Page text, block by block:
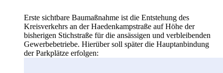
Erste sichtbare Baumaßnahme ist die Entstehung des
Kreisverkehrs an der Haedenkampstraße auf Höhe der
bisherigen Stichstraße für die ansässigen und verbleibenden
Gewerbebetriebe. Hierüber soll später die Hauptanbindung
der Parkplätze erfolgen: